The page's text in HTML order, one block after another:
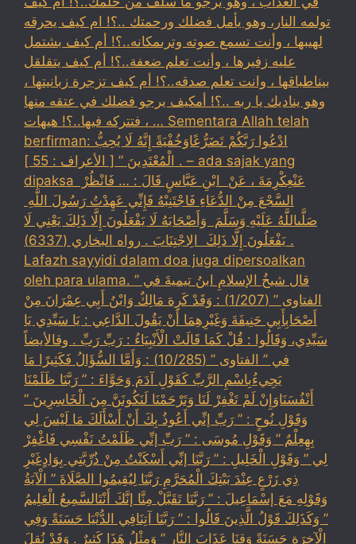
تولمه النار، وهو يأمل فضلك ورحمتك ..؟! ام كيف يحرقه
لهيبها ، وأنت تسمع صوته وترىمكانه..؟! أم كيف بشتمل
عليه زفيرها ، وأنت تعلم ضعفة..؟! أم كيف يتقلقل
بيناطباقها ، وانت تعلم صدقه..؟! أم كيف تزجرة زبانيتها ،
وهو يناديك يا ربه ..؟! أمكيف يرجو فضلك في عتقه منها
، فتتركه فيها..؟! هيهات … Sementara Allah telah
berfirman: ادْعُوا رَبَّكُمْ تَضَرُّعًاوَخُفْيَةً إِنَّهُ لَا يُحِبُّ
الْمُعْتَدِينَ ” [ الأعراف : 55 ] . – ada sajak yang
dipaksa ‏عَنْ‏‏عِكْرِمَةَ ‏، ‏عَنْ ‏ ‏ابْنِ عَبَّاسٍ ‏‏قَالَ : … فَانْظُرْ ‏‏
السَّجْعَ ‏‏مِنْ الدُّعَاءِ فَاجْتَنِبْهُ فَإِنِّي عَهِدْتُ رَسُولَ اللَّهِ ‏
‏صَلَّىاللَّهُ عَلَيْهِ وَسَلَّمَ ‏ ‏وَأَصْحَابَهُ لَا يَفْعَلُونَ إِلَّا ذَلِكَ ‏‏يَعْنِي لَا
يَفْعَلُونَ إِلَّا ذَلِكَ ‏ ‏الِاجْتِنَابَ . رواه البخاري (6337) .
Lafazh sayyidi dalam doa juga dipersoalkan
oleh para ulama. قال شيخُ الإسلامِ ابنُ تيميةَ في ”
الفتاوى ” (1/207) : وَقَدْ كَرِهَ مَالِكٌ وَابْنُ أَبِي عِمْرَانَ مِنْ
أَصْحَابِأَبِي حَنِيفَةَ وَغَيْرِهِمَا أَنْ يَقُولَ الدَّاعِي : يَا سَيِّدِي يَا
سَيِّدِي، وَقَالُوا : قُلْ كَمَا قَالَتْ الْأَنْبِيَاءُ : رَبِّ رَبِّ . وقالأيضاً
في ” الفتاوى ” (10/285) : وَأَمَّا السُّؤَالُ فَكَثِيرًا مَا
يَجِيءُبِاسْمِ الرَّبِّ كَقَوْلِ آدَمَ وَحَوَّاءَ : ” رَبَّنَا ظَلَمْنَا
أَنْفُسَنَاوَإِنْ لَمْ تَغْفِرْ لَنَا وَتَرْحَمْنَا لَنَكُونَنَّ مِنَ الْخَاسِرِينَ ”
وَقَوْلِ نُوحٍ : ” رَبِّ إنِّي أَعُوذُ بِكَ أَنْ أَسْأَلَكَ مَا لَيْسَ لِي
بِهِعِلْمٌ ” وَقَوْلِ مُوسَى : ” رَبِّ إنِّي ظَلَمْتُ نَفْسِي فَاغْفِرْ
لِي ” وَقَوْلِ الْخَلِيلِ : ” رَبَّنَا إنِّي أَسْكَنْتُ مِنْ ذُرِّيَّتِي بِوَادٍغَيْرِ
ذِي زَرْعٍ عِنْدَ بَيْتِكَ الْمُحَرَّمِ رَبَّنَا لِيُقِيمُوا الصَّلَاةَ ” الْآيَةُ
وَقَوْلِهِ مَعَ إسْمَاعِيلَ : ” رَبَّنَا تَقَبَّلْ مِنَّا إنَّكَ أَنْتَالسَّمِيعُ الْعَلِيمُ
” وَكَذَلِكَ قَوْلُ الَّذِينَ قَالُوا : ” رَبَّنَا آتِنَافِي الدُّنْيَا حَسَنَةً وَفِي
الْآخِرَةِ حَسَنَةً وَقِنَا عَذَابَ النَّارِ ” وَمِثْلُ هَذَا كَثِيرٌ . وَقَدْ نُقِلَ